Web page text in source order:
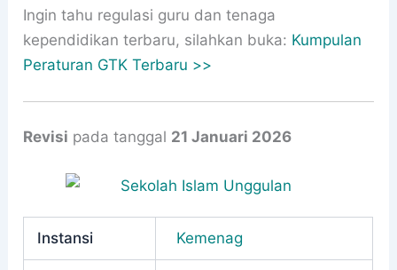
Ingin tahu regulasi guru dan tenaga
kependidikan terbaru, silahkan buka: Kumpulan
Peraturan GTK Terbaru >>
Revisi pada tanggal 21 Januari 2026
Instansi Kemenag